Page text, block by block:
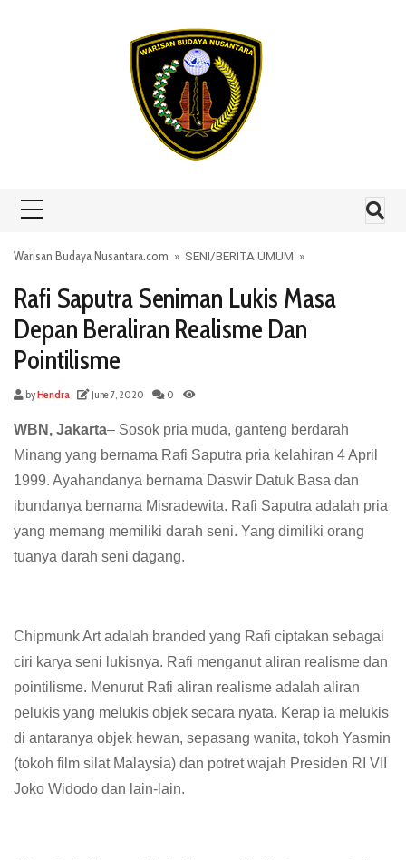
Warisan Budaya Nusantara.com » SENI/BERITA UMUM »
Rafi Saputra Seniman Lukis Masa
Depan Beraliran Realisme Dan
Pointilisme
byHendra June 7, 2020 0
WBN, Jakarta– Sosok pria muda, ganteng berdarah
Minang yang bernama Rafi Saputra pria kelahiran 4 April
1999. Ayahandanya bernama Daswir Datuk Basa dan
ibundanya bernama Misradewita. Rafi Saputra adalah pria
yang memang memiliki darah seni. Yang dimiliki orang
tuanya darah seni dagang.
Chipmunk Art adalah branded yang Rafi ciptakan sebagai
ciri karya seni lukisnya. Rafi menganut aliran realisme dan
pointilisme. Menurut Rafi aliran realisme adalah aliran
pelukis yang melukis objek secara nyata. Kerap ia melukis
di antaranya objek hewan, sepasang wanita, tokoh Yasmin
(tokoh film silat Malaysia) dan potret wajah Presiden RI VII
Joko Widodo dan lain-lain.